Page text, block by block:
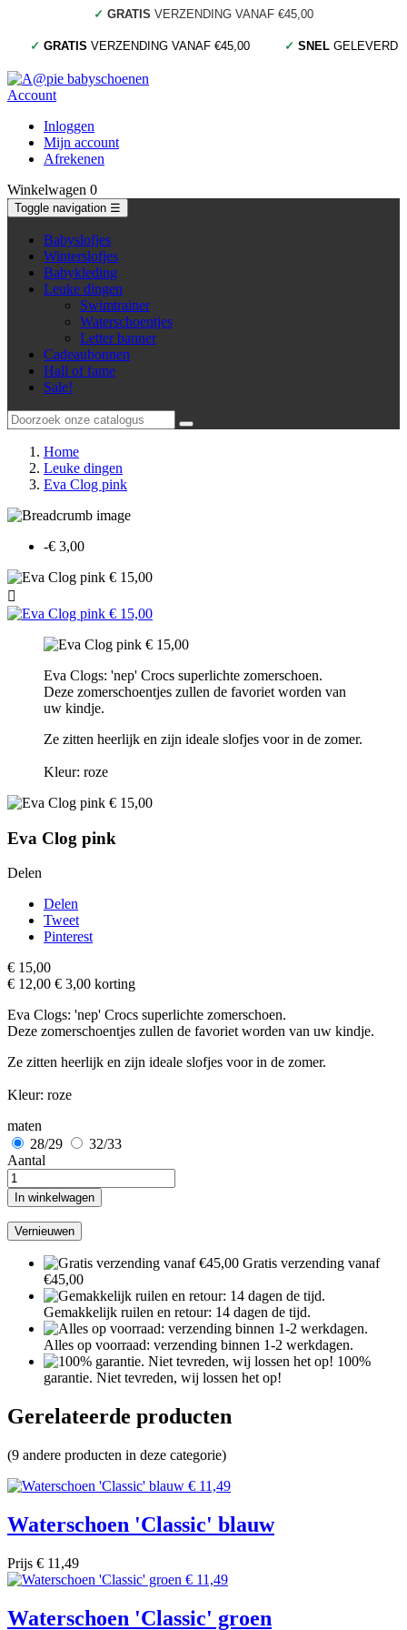
✓ GRATIS VERZENDING VANAF €45,00
✓ GRATIS VERZENDING VANAF €45,00 ✓ SNEL GELEVERD
Account
Inloggen
Mijn account
Afrekenen
Winkelwagen 0
Toggle navigation ☰
Babyslofjes
Winterslofjes
Babykleding
Leuke dingen
Swimtrainer
Waterschoentjes
Letter banner
Cadeaubonnen
Hall of fame
Sale!
Home
Leuke dingen
Eva Clog pink
-€ 3,00

Eva Clogs: 'nep' Crocs superlichte zomerschoen.
Deze zomerschoentjes zullen de favoriet worden van
uw kindje.
Ze zitten heerlijk en zijn ideale slofjes voor in de zomer.
Kleur: roze
Eva Clog pink
Delen
Delen
Tweet
Pinterest
€ 15,00
€ 12,00 € 3,00 korting
Eva Clogs: 'nep' Crocs superlichte zomerschoen.
Deze zomerschoentjes zullen de favoriet worden van uw kindje.
Ze zitten heerlijk en zijn ideale slofjes voor in de zomer.
Kleur: roze
maten
28/29
32/33
Aantal
In winkelwagen
Gratis verzending vanaf
€45,00
Gemakkelijk ruilen en retour: 14 dagen de tijd.
Alles op voorraad: verzending binnen 1-2 werkdagen.
100%
garantie. Niet tevreden, wij lossen het op!
Gerelateerde producten
(9 andere producten in deze categorie)
Waterschoen 'Classic' blauw
Prijs € 11,49
Waterschoen 'Classic' groen